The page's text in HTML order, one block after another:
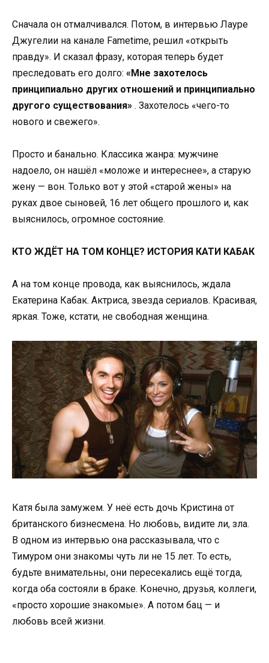
Сначала он отмалчивался. Потом, в интервью Лауре
Джугелии на канале Fametime, решил «открыть
правду». И сказал фразу, которая теперь будет
преследовать его долго: «Мне захотелось
принципиально других отношений и принципиально
другого существования» . Захотелось «чего-то
нового и свежего».
Просто и банально. Классика жанра: мужчине
надоело, он нашёл «моложе и интереснее», а старую
жену — вон. Только вот у этой «старой жены» на
руках двое сыновей, 16 лет общего прошлого и, как
выяснилось, огромное состояние.
КТО ЖДЁТ НА ТОМ КОНЦЕ? ИСТОРИЯ КАТИ КАБАК
А на том конце провода, как выяснилось, ждала
Екатерина Кабак. Актриса, звезда сериалов. Красивая,
яркая. Тоже, кстати, не свободная женщина.
Катя была замужем. У неё есть дочь Кристина от
британского бизнесмена. Но любовь, видите ли, зла.
В одном из интервью она рассказывала, что с
Тимуром они знакомы чуть ли не 15 лет. То есть,
будьте внимательны, они пересекались ещё тогда,
когда оба состояли в браке. Конечно, друзья, коллеги,
«просто хорошие знакомые». А потом бац — и
любовь всей жизни.